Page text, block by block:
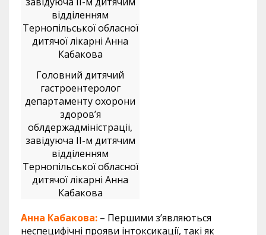
Головний дитячий
гастроентеролог
департаменту охорони
здоров’я
облдержадміністрації,
завідуюча ІІ-м дитячим
відділенням
Тернопільської обласної
дитячої лікарні Анна
Кабакова
Анна Кабакова: – Першими з’являються
неспецифічні прояви інтоксикації, такі як